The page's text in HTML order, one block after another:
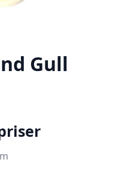
Gull